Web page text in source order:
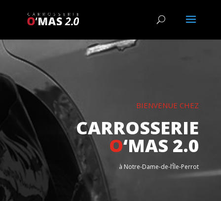
BIENVENUE CHEZ
CARROSSERIE
O‘MAS 2.0
à Notre-Dame-de-l’Île-Perrot